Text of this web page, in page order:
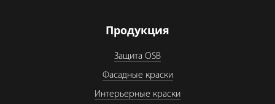
Продукция
Защита OSB
Фасадные краски
Интерьерные краски